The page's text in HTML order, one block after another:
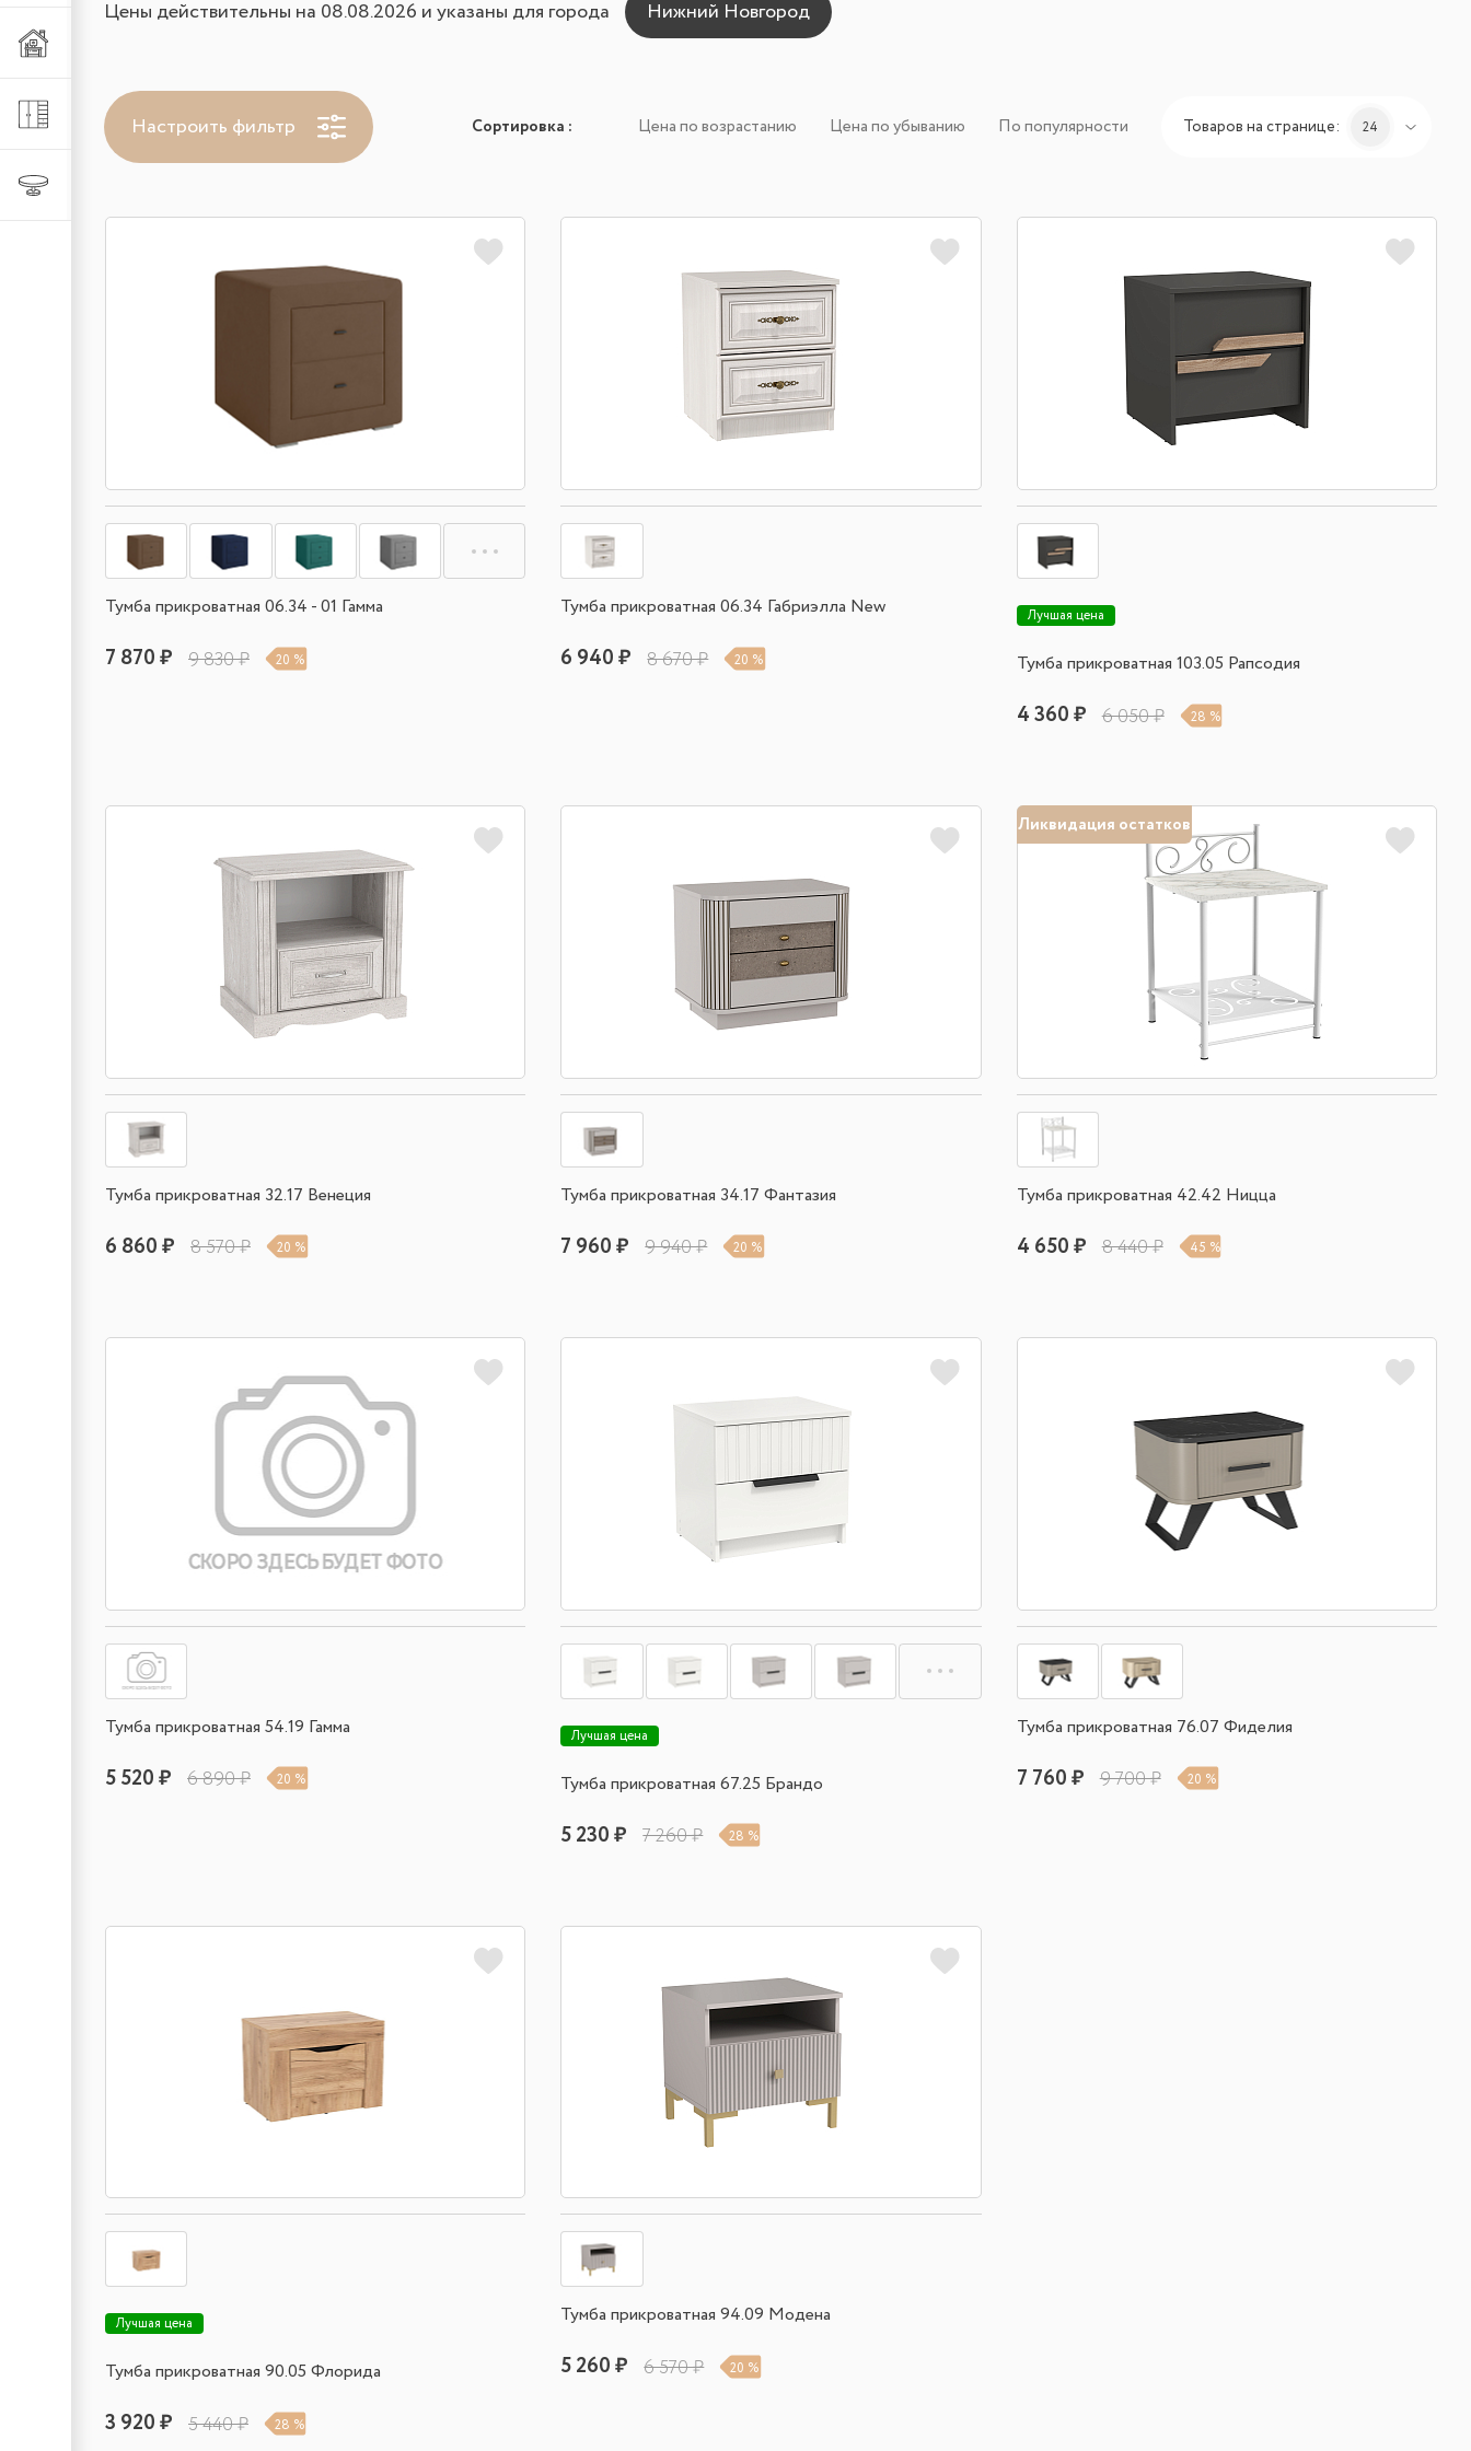
Шкафы и стеллажи
Цены действительны на 08.08.2026 и указаны для города
Настроить фильтр Сортировка : Цена по возрастанию Цена по убыванию По популярности Товаров на странице: 24
Тумба прикроватная 06.34 - 01 Гамма
7 870 ₽ 9 830 ₽ 20 %
Тумба прикроватная 06.34 Габриэлла New
6 940 ₽ 8 670 ₽ 20 %
Лучшая цена
Тумба прикроватная 103.05 Рапсодия
4 360 ₽ 6 050 ₽ 28 %
Тумба прикроватная 32.17 Венеция
6 860 ₽ 8 570 ₽ 20 %
Тумба прикроватная 34.17 Фантазия
7 960 ₽ 9 940 ₽ 20 %
Ликвидация остатков
Тумба прикроватная 42.42 Ницца
4 650 ₽ 8 440 ₽ 45 %
Тумба прикроватная 54.19 Гамма
5 520 ₽ 6 890 ₽ 20 %
Лучшая цена
Тумба прикроватная 67.25 Брандо
5 230 ₽ 7 260 ₽ 28 %
Тумба прикроватная 76.07 Фиделия
7 760 ₽ 9 700 ₽ 20 %
Лучшая цена
Тумба прикроватная 90.05 Флорида
3 920 ₽ 5 440 ₽ 28 %
Тумба прикроватная 94.09 Модена
5 260 ₽ 6 570 ₽ 20 %